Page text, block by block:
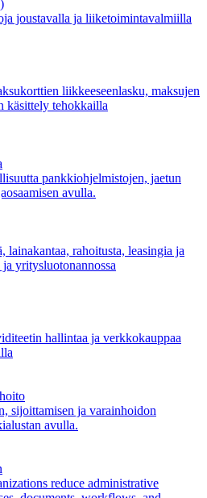
joustavalla ja liiketoimintavalmiilla
liikkeeseenlasku, maksujen
käsittely tehokkailla
pankkiohjelmistojen, jaetun
avulla.
lainakantaa, rahoitusta, leasingia ja
yritysluotonannossa
hallintaa ja verkkokauppaa
sijoittamisen ja varainhoidon
avulla.
reduce administrative